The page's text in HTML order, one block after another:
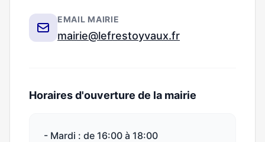
EMAIL MAIRIE
mairie@lefrestoyvaux.fr
Horaires d'ouverture de la mairie
- Mardi : de 16:00 à 18:00